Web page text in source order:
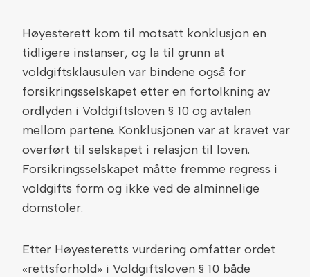
Høyesterett kom til motsatt konklusjon en
tidligere instanser, og la til grunn at
voldgiftsklausulen var bindene også for
forsikringsselskapet etter en fortolkning av
ordlyden i Voldgiftsloven § 10 og avtalen
mellom partene. Konklusjonen var at kravet var
overført til selskapet i relasjon til loven.
Forsikringsselskapet måtte fremme regress i
voldgifts form og ikke ved de alminnelige
domstoler.
Etter Høyesteretts vurdering omfatter ordet
«rettsforhold» i Voldgiftsloven § 10 både